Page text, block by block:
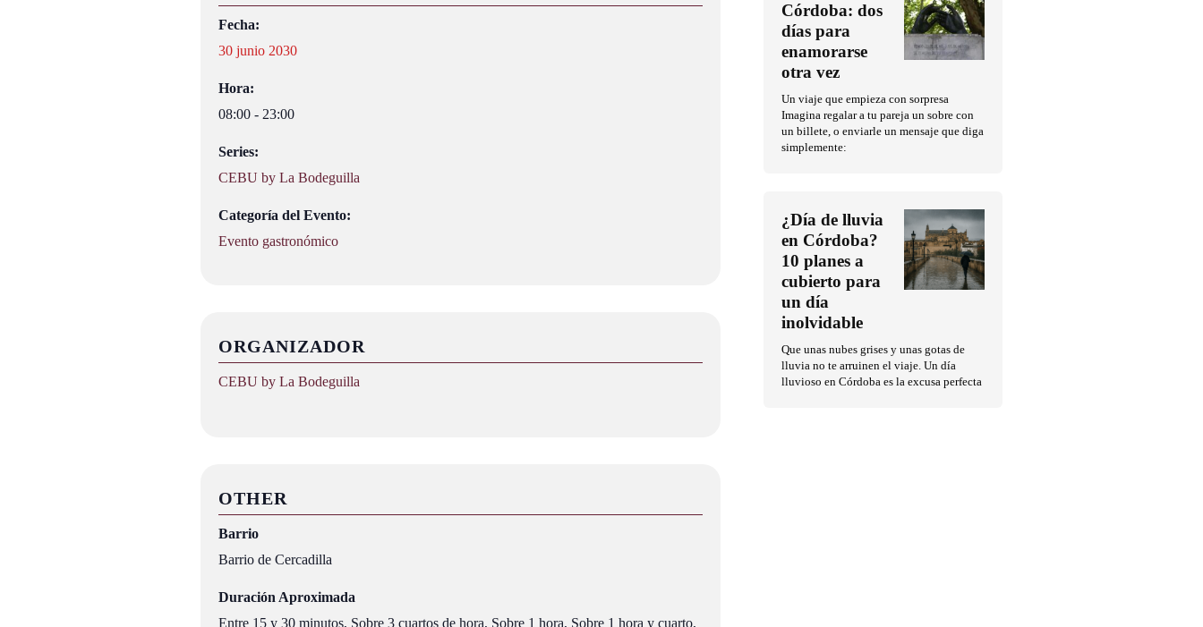
Fecha:
30 junio 2030
Hora:
08:00 - 23:00
Series:
CEBU by La Bodeguilla
Categoría del Evento:
Evento gastronómico
ORGANIZADOR
CEBU by La Bodeguilla
OTHER
Barrio
Barrio de Cercadilla
Duración Aproximada
Entre 15 y 30 minutos, Sobre 3 cuartos de hora, Sobre 1 hora, Sobre 1 hora y cuarto,
Córdoba: dos
días para
enamorarse
otra vez
Un viaje que empieza con sorpresa
Imagina regalar a tu pareja un sobre con
un billete, o enviarle un mensaje que diga
simplemente:
¿Día de lluvia
en Córdoba?
10 planes a
cubierto para
un día
inolvidable
Que unas nubes grises y unas gotas de
lluvia no te arruinen el viaje. Un día
lluvioso en Córdoba es la excusa perfecta